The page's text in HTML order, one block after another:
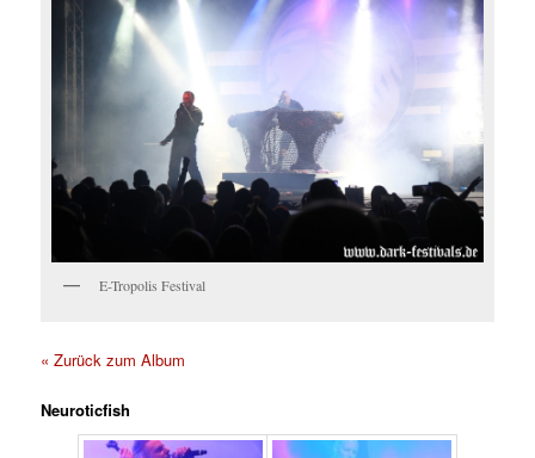
E-Tropolis Festival
« Zurück zum Album
Neuroticfish